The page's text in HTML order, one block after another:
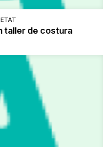
taller de costura